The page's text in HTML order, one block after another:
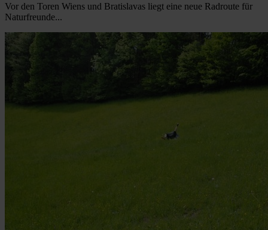
Vor den Toren Wiens und Bratislavas liegt eine neue Radroute für
Naturfreunde...